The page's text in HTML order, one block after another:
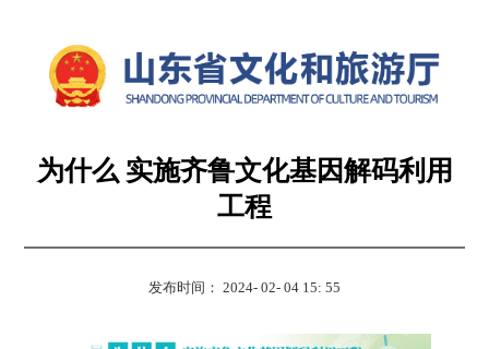
为什么 实施齐鲁文化基因解码利用
工程
发布时间： 2024- 02- 04 15: 55